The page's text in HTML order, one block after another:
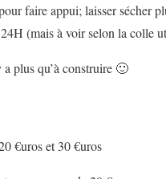
faire appui; laisser sécher
(mais à voir selon la colle
plus qu’à construire 🙂
€uros et 30 €uros